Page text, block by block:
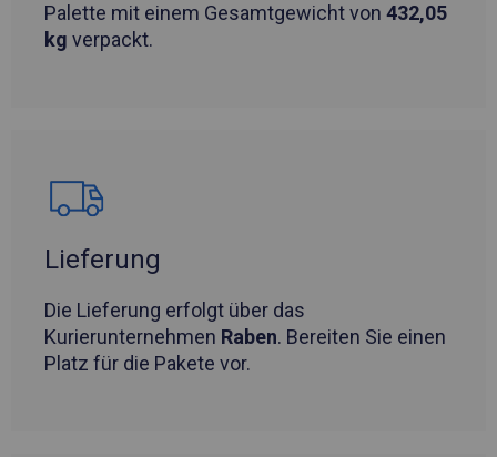
Palette mit einem Gesamtgewicht von 432,05
kg verpackt.
Lieferung
Die Lieferung erfolgt über das
Kurierunternehmen Raben. Bereiten Sie einen
Platz für die Pakete vor.